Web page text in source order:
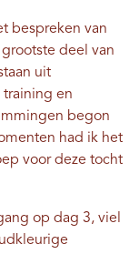
bespreken van
deel van
​​uit
en
begon
had ik het
voor deze tocht
op dag 3, viel